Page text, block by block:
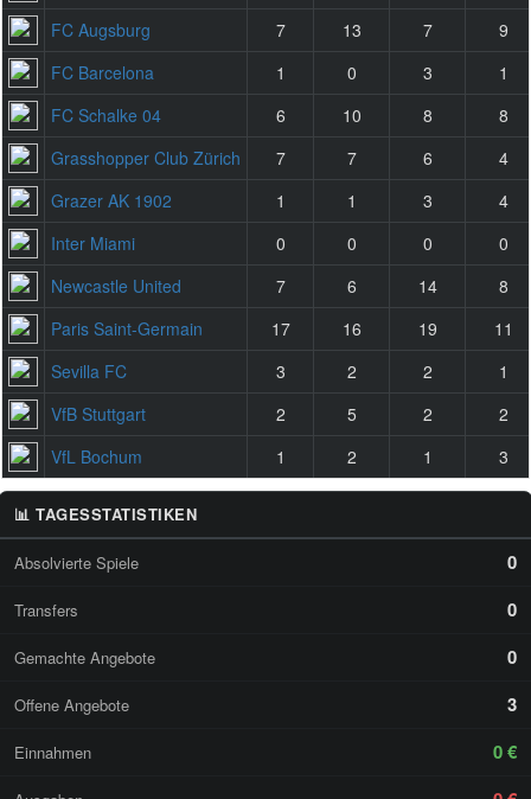
FC Augsburg
7 13 7
9
FC Barcelona
1 0 3
1
FC Schalke 04
6 10 8
8
Grasshopper Club Zürich
7 7 6
4
Grazer AK 1902
1 1 3
4
Inter Miami
0 0 0
0
Newcastle United
7 6 14
8
Paris Saint-Germain
17 16 19
11
Sevilla FC
3 2 2
1
VfB Stuttgart
2 5 2
2
VfL Bochum
1 2 1 3
📊 TAGESSTATISTIKEN
Absolvierte Spiele 0
Transfers 0
Gemachte Angebote 0
Offene Angebote 3
Einnahmen 0 €